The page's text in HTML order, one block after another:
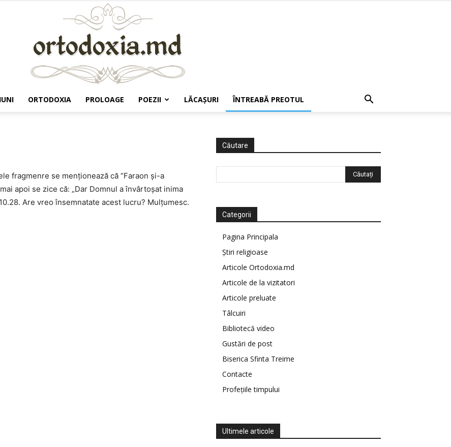
ORTODOXIA PROLOAGE POEZII LĂCAŞURI ÎNTREABĂ PREOTUL
fragmenre se menţionează că “Faraon şi-a
apoi se zice că: „Dar Domnul a învârtoşat inima
Are vreo însemnatate acest lucru? Mulţumesc.
Căutare
Categorii
Pagina Principala
Știri religioase
Articole Ortodoxia.md
Articole de la vizitatori
Articole preluate
Tâlcuiri
Bibliotecă video
Gustări de post
Biserica Sfinta Treime
Contacte
Profețiile timpului
Ultimele articole